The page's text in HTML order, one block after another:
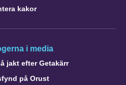
kakor
i media
jakt efter Getakärr
på Orust